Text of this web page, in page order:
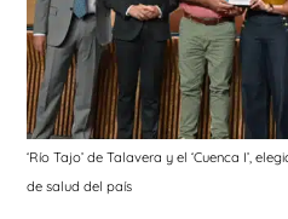
‘Río Tajo’ de Talavera y el ‘Cuenca I’,
de salud del país